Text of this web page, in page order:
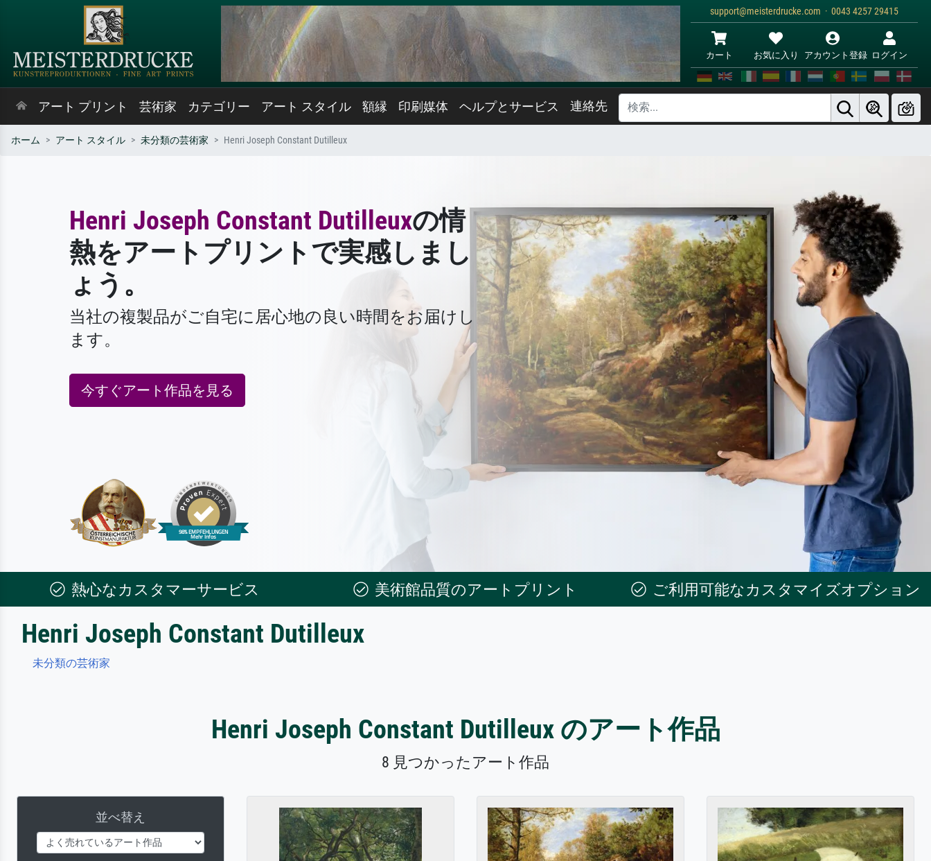
support@meisterdrucke.com · 0043 4257 29415
カート お気に入り アカウント登録 ログイン
アート プリント 芸術家 カテゴリー アート スタイル 額縁 印刷媒体 ヘルプとサービス 連絡先
ホーム アート スタイル 未分類の芸術家 Henri Joseph Constant Dutilleux
Henri Joseph Constant Dutilleuxの情
熱をアートプリントで実感しまし
ょう。
当社の複製品がご自宅に居心地の良い時間をお届けし
ます。
今すぐアート作品を見る
熱心なカスタマーサービス 美術館品質のアートプリント ご利用可能なカスタマイズオプション
Henri Joseph Constant Dutilleux
未分類の芸術家
Henri Joseph Constant Dutilleux のアート作品
8 見つかったアート作品
並べ替え